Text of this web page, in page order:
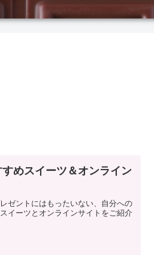
めスイーツ＆オンライン
ゼントにはもったいない、自分への
イーツとオンラインサイトをご紹介